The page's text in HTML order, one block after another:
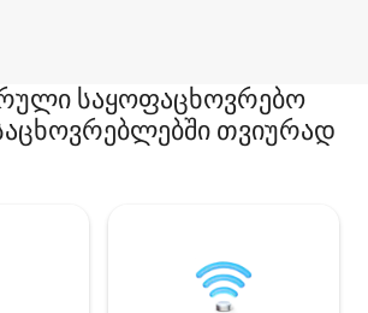
საყოფაცხოვრებო
თვიურად